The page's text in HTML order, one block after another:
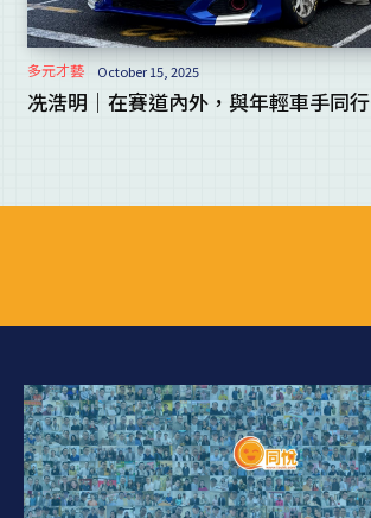
多元才藝 October 15, 2025
冼浩明｜在賽道內外，與年輕車手同行